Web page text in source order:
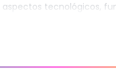
tecnológicos,
y con los